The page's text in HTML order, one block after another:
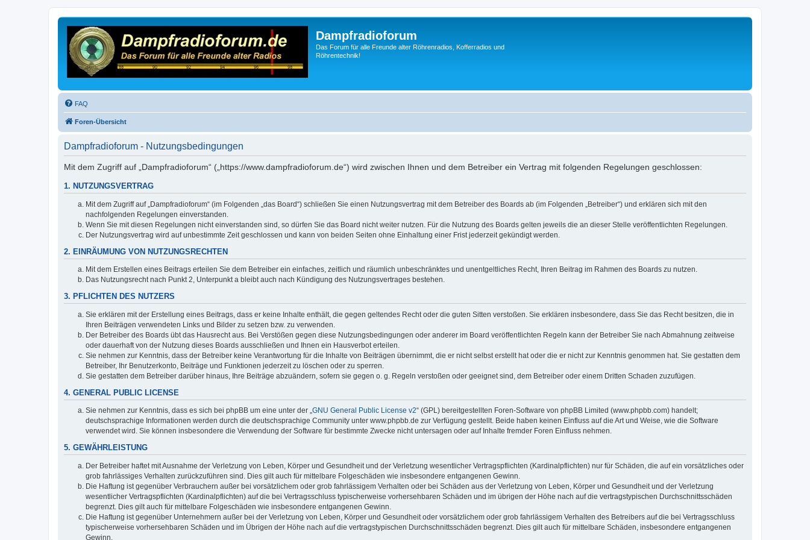
Dampfradioforum
Das Forum für alle Freunde alter Röhrenradios, Kofferradios und
Röhrentechnik!
FAQ
Foren-Übersicht
Dampfradioforum - Nutzungsbedingungen
Mit dem Zugriff auf „Dampfradioforum“ („https://www.dampfradioforum.de“) wird zwischen Ihnen und dem Betreiber ein Vertrag mit folgenden Regelungen geschlossen:
1. NUTZUNGSVERTRAG
Mit dem Zugriff auf „Dampfradioforum“ (im Folgenden „das Board“) schließen Sie einen Nutzungsvertrag mit dem Betreiber des Boards ab (im Folgenden „Betreiber“) und erklären sich mit den
nachfolgenden Regelungen einverstanden.
Wenn Sie mit diesen Regelungen nicht einverstanden sind, so dürfen Sie das Board nicht weiter nutzen. Für die Nutzung des Boards gelten jeweils die an dieser Stelle veröffentlichten Regelungen.
Der Nutzungsvertrag wird auf unbestimmte Zeit geschlossen und kann von beiden Seiten ohne Einhaltung einer Frist jederzeit gekündigt werden.
2. EINRÄUMUNG VON NUTZUNGSRECHTEN
Mit dem Erstellen eines Beitrags erteilen Sie dem Betreiber ein einfaches, zeitlich und räumlich unbeschränktes und unentgeltliches Recht, Ihren Beitrag im Rahmen des Boards zu nutzen.
Das Nutzungsrecht nach Punkt 2, Unterpunkt a bleibt auch nach Kündigung des Nutzungsvertrages bestehen.
3. PFLICHTEN DES NUTZERS
Sie erklären mit der Erstellung eines Beitrags, dass er keine Inhalte enthält, die gegen geltendes Recht oder die guten Sitten verstoßen. Sie erklären insbesondere, dass Sie das Recht besitzen, die in
Ihren Beiträgen verwendeten Links und Bilder zu setzen bzw. zu verwenden.
Der Betreiber des Boards übt das Hausrecht aus. Bei Verstößen gegen diese Nutzungsbedingungen oder anderer im Board veröffentlichten Regeln kann der Betreiber Sie nach Abmahnung zeitweise
oder dauerhaft von der Nutzung dieses Boards ausschließen und Ihnen ein Hausverbot erteilen.
Sie nehmen zur Kenntnis, dass der Betreiber keine Verantwortung für die Inhalte von Beiträgen übernimmt, die er nicht selbst erstellt hat oder die er nicht zur Kenntnis genommen hat. Sie gestatten dem
Betreiber, Ihr Benutzerkonto, Beiträge und Funktionen jederzeit zu löschen oder zu sperren.
Sie gestatten dem Betreiber darüber hinaus, Ihre Beiträge abzuändern, sofern sie gegen o. g. Regeln verstoßen oder geeignet sind, dem Betreiber oder einem Dritten Schaden zuzufügen.
4. GENERAL PUBLIC LICENSE
Sie nehmen zur Kenntnis, dass es sich bei phpBB um eine unter der „GNU General Public License v2“ (GPL) bereitgestellten Foren-Software von phpBB Limited (www.phpbb.com) handelt;
deutschsprachige Informationen werden durch die deutschsprachige Community unter www.phpbb.de zur Verfügung gestellt. Beide haben keinen Einfluss auf die Art und Weise, wie die Software
verwendet wird. Sie können insbesondere die Verwendung der Software für bestimmte Zwecke nicht untersagen oder auf Inhalte fremder Foren Einfluss nehmen.
5. GEWÄHRLEISTUNG
Der Betreiber haftet mit Ausnahme der Verletzung von Leben, Körper und Gesundheit und der Verletzung wesentlicher Vertragspflichten (Kardinalpflichten) nur für Schäden, die auf ein vorsätzliches oder
grob fahrlässiges Verhalten zurückzuführen sind. Dies gilt auch für mittelbare Folgeschäden wie insbesondere entgangenen Gewinn.
Die Haftung ist gegenüber Verbrauchern außer bei vorsätzlichem oder grob fahrlässigem Verhalten oder bei Schäden aus der Verletzung von Leben, Körper und Gesundheit und der Verletzung
wesentlicher Vertragspflichten (Kardinalpflichten) auf die bei Vertragsschluss typischerweise vorhersehbaren Schäden und im übrigen der Höhe nach auf die vertragstypischen Durchschnittsschäden
begrenzt. Dies gilt auch für mittelbare Folgeschäden wie insbesondere entgangenen Gewinn.
Die Haftung ist gegenüber Unternehmern außer bei der Verletzung von Leben, Körper und Gesundheit oder vorsätzlichem oder grob fahrlässigem Verhalten des Betreibers auf die bei Vertragsschluss
typischerweise vorhersehbaren Schäden und im Übrigen der Höhe nach auf die vertragstypischen Durchschnittsschäden begrenzt. Dies gilt auch für mittelbare Schäden, insbesondere entgangenen
Gewinn.